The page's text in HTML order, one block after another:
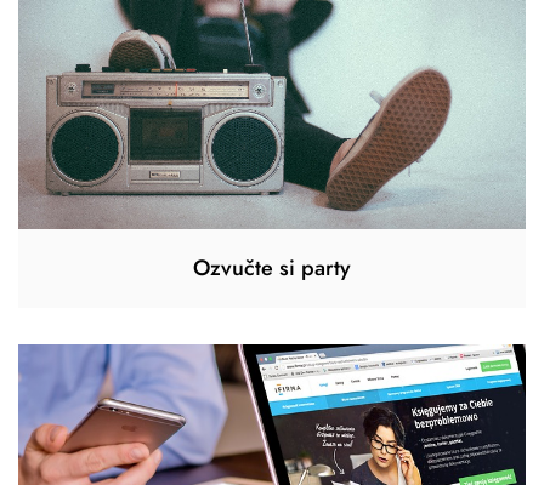
Ozvučte si party